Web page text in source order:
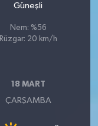
Güneşli
Nem: %56
Rüzgar: 20 km/h
18 MART
ÇARŞAMBA